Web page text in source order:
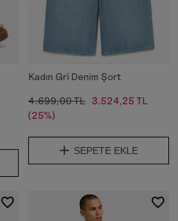
Kadın Gri Denim Şort
4.699,00 TL
3.524,25 TL
(25%)
SEPETE EKLE